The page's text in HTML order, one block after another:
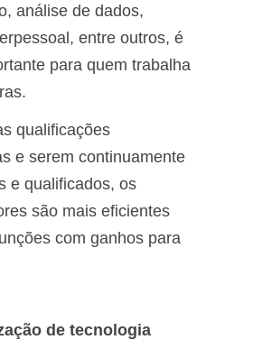
análise de dados,
entre outros, é
para quem trabalha
qualificações
e serem continuamente
e qualificados, os
são mais eficientes
com ganhos para
de tecnologia